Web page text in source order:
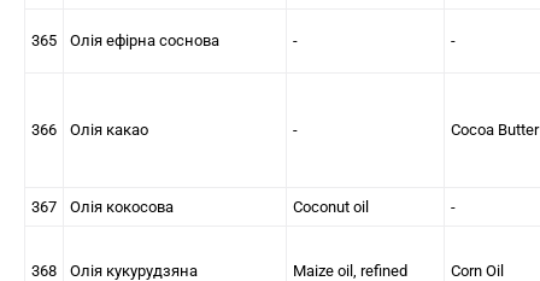
365 Олія ефірна соснова - -
366 Олія какао - Cocoa Butter
367 Олія кокосова Coconut oil -
368 Олія кукурудзяна Maize oil, refined Corn Oil